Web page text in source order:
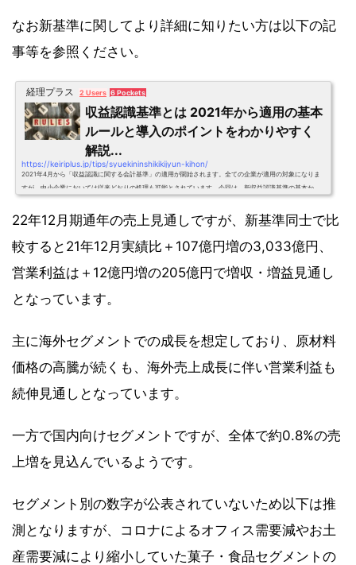
なお新基準に関してより詳細に知りたい方は以下の記
事等を参照ください。
経理プラス 2 Users 6 Pockets
収益認識基準とは 2021年から適用の基本
ルールと導入のポイントをわかりやすく
解説...
https://keiriplus.jp/tips/syuekininshikikijyun-kihon/
2021年4月から「収益認識に関する会計基準」の適用が開始されます。全ての企業が適用の対象になりま
すが、中小企業においては従来どおりの処理も可能とされています。今回は、新収益認識基準の基本か
22年12月期通年の売上見通しですが、新基準同士で比
較すると21年12月実績比＋107億円増の3,033億円、
営業利益は＋12億円増の205億円で増収・増益見通し
となっています。
主に海外セグメントでの成長を想定しており、原材料
価格の高騰が続くも、海外売上成長に伴い営業利益も
続伸見通しとなっています。
一方で国内向けセグメントですが、全体で約0.8%の売
上増を見込んでいるようです。
セグメント別の数字が公表されていないため以下は推
測となりますが、コロナによるオフィス需要減やお土
産需要減により縮小していた菓子・食品セグメントの